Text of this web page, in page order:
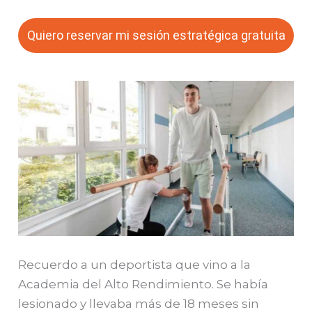
Quiero reservar mi sesión estratégica gratuita
Recuerdo a un deportista que vino a la
Academia del Alto Rendimiento. Se había
lesionado y llevaba más de 18 meses sin